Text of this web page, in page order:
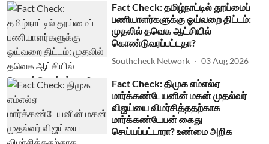
Fact Check: தமிழ்நாட்டில் தூய்மைப்
பணியாளர்களுக்கு ஓய்வறை திட்டம்:
முதலில் தவெக ஆட்சியில்
கொண்டுவரப்பட்டதா?
Southcheck Network 03 Aug 2026
Fact Check: திமுக எம்எல்ஏ
மார்க்கண்டேயனின் மகன் முதல்வர்
விஜய்யை விமர்சித்ததற்காக
மார்க்கண்டேயன் கைது
செய்யப்பட்டாரா? உண்மை அறிக